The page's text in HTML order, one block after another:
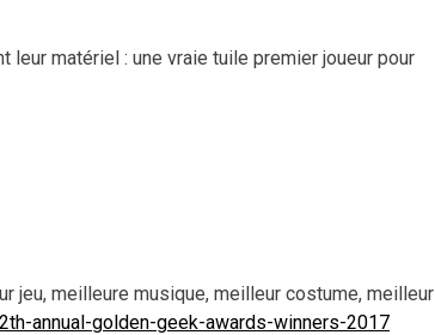
matériel : une vraie tuile premier joueur pour
jeu, meilleure musique, meilleur costume, meilleur
annual-golden-geek-awards-winners-2017